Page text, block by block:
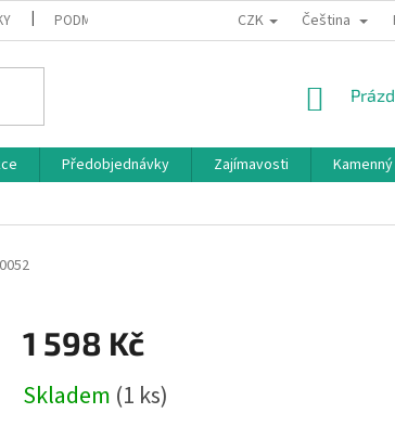
PODMÍNKY OCHRANY OSOBNÍCH ÚDAJŮ
CZK Čeština
Předobjednávky Zajímavosti
1 598 Kč
cena:
Skladem (1 ks)